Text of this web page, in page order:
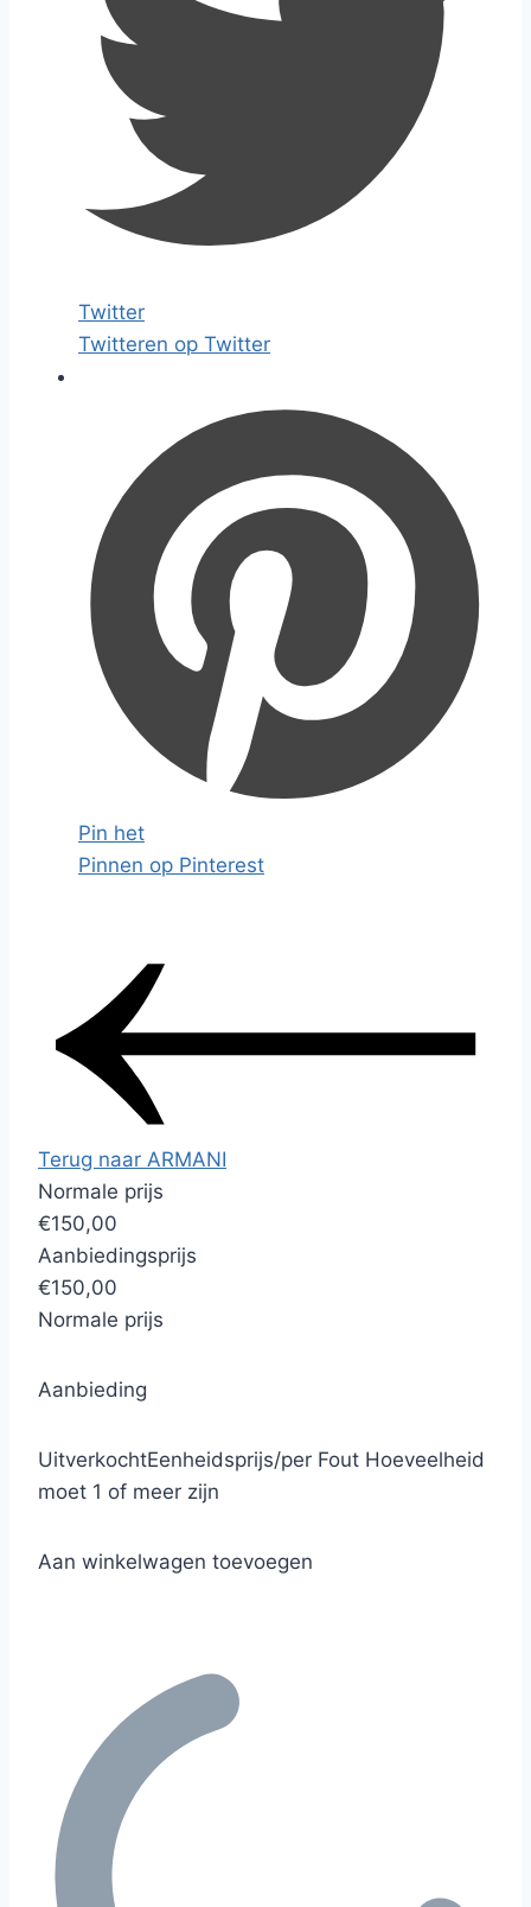
Twitter
Twitteren op Twitter
Pin het
Pinnen op Pinterest
Terug naar ARMANI
Normale prijs
€150,00
Aanbiedingsprijs
€150,00
Normale prijs
Aanbieding
UitverkochtEenheidsprijs/per Fout Hoeveelheid
moet 1 of meer zijn
Aan winkelwagen toevoegen